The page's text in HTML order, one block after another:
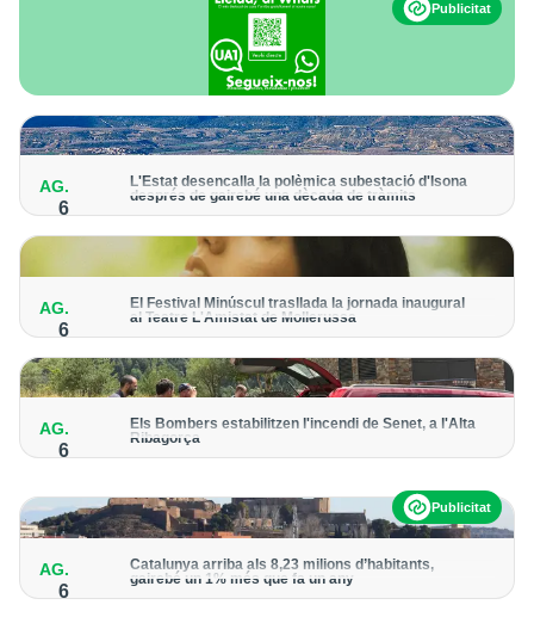
Publicitat
AG.
6
L'Estat desencalla la polèmica subestació d'Isona
després de gairebé una dècada de tràmits
L’Ajuntament presentarà un recurs contra la resolució "per
AG.
6
El Festival Minúscul trasllada la jornada inaugural
al Teatre L'Amistat de Mollerussa
El recital de la cantautora Raquel Lúa obrirà la cinquena edició
AG.
6
Els Bombers estabilitzen l'incendi de Senet, a l'Alta
Ribagorça
El cos manté activat un helicòpter bombarder i descarta
Publicitat
AG.
6
Catalunya arriba als 8,23 milions d’habitants,
gairebé un 1% més que fa un any
Lleida registra uns 468.000 habitants, amb un increment de